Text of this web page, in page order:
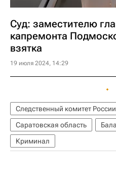
Суд: заместителю
капремонта
взятка
19 июля 2024, 14:29
Следственный комитет
Саратовская область
Криминал